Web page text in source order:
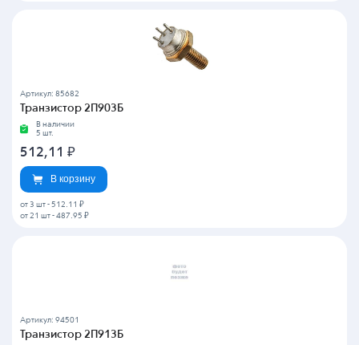
Артикул: 85682
Транзистор 2П903Б
В наличии
5 шт.
512,11 ₽
В корзину
от 3 шт - 512.11 ₽
от 21 шт - 487.95 ₽
Артикул: 94501
Транзистор 2П913Б